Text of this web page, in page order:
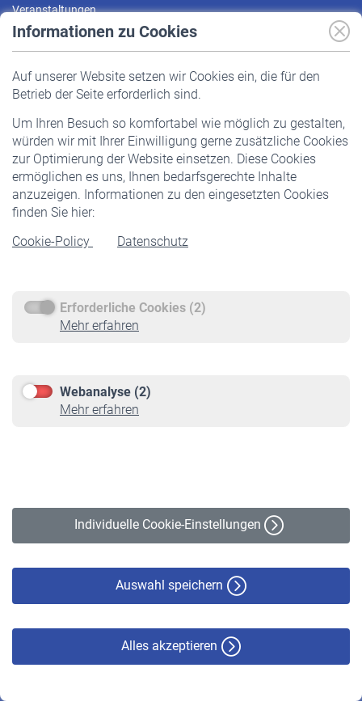
Informationen zu Cookies
Auf unserer Website setzen wir Cookies ein, die für den
Betrieb der Seite erforderlich sind.
Um Ihren Besuch so komfortabel wie möglich zu gestalten,
würden wir mit Ihrer Einwilligung gerne zusätzliche Cookies
zur Optimierung der Website einsetzen. Diese Cookies
ermöglichen es uns, Ihnen bedarfsgerechte Inhalte
anzuzeigen. Informationen zu den eingesetzten Cookies
finden Sie hier:
Cookie-Policy
Datenschutz
Erforderliche Cookies (2)
Mehr erfahren
Webanalyse (2)
Mehr erfahren
Individuelle Cookie-Einstellungen
Auswahl speichern
Alles akzeptieren
Veranstaltungen
Pflichtversicherung
Staatliche Förderung
Veranstaltungen
Rentner
Rentenbeginn
Rente beantragen
Service
Informationen
Online-Rechner
VBLnewsletter
Erklärung zur Barrierefreiheit
© VBL 2026